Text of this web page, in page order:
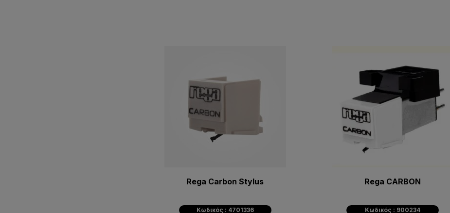
Rega Carbon Stylus
Κωδικός : 4701336
Rega CARBON
Κωδικός : 900234